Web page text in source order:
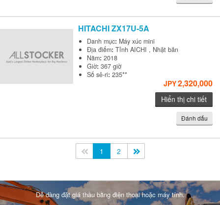
HITACHIZX17U-5A
Danh mục: Máy xúc mini
Địa điểm:Tỉnh AICHI , Nhật bản
Năm:2018
Giờ:367 giờ
Số sê-ri:235**
JPY2,320,000
Hiển thị chi tiết
Đánh dấu
<<1 2
Dễ dàng đặt giá thầu bằng điện thoại hoặc máy tính.